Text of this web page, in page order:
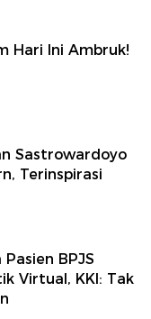
Hari Ini Ambruk!
Sastrowardoyo
Terinspirasi
BPJS
Virtual, KKI: Tak